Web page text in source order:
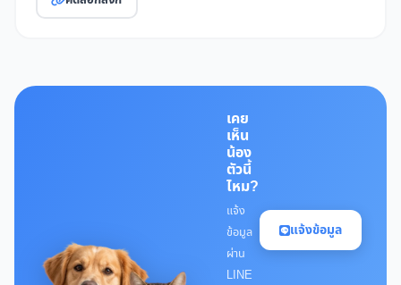
เคย
เห็น
น้อง
ตัวนี้
ไหม?
แจ้ง
ข้อมูล
ผ่าน
LINE
แจ้งข้อมูล